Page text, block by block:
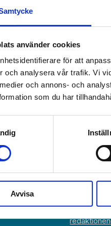
använder cookies
för att
och analysera vår trafik. Vi
och annons- och
som du har
Avvisa
ett
Växel:
(kl 10–12,